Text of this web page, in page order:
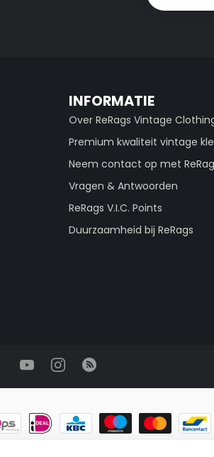
INFORMATIE
Over ReRags Vintage
Premium kwaliteit vintage
Neem contact op met
Vragen & Antwoorden
ReRags V.I.C. Points
Duurzaamheid bij ReRags
2026 ReRags Vintage Groothandel